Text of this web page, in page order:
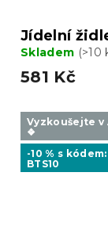
Jídelní
Skladem (>10
581 Kč
Vyzkoušejte v
❖
-10 % s kódem:
BTS10